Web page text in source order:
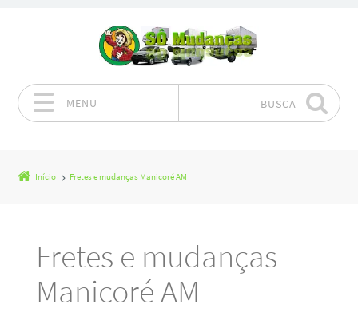
MENU BUSCA
Início Fretes e mudanças Manicoré AM
Fretes e mudanças
Manicoré AM